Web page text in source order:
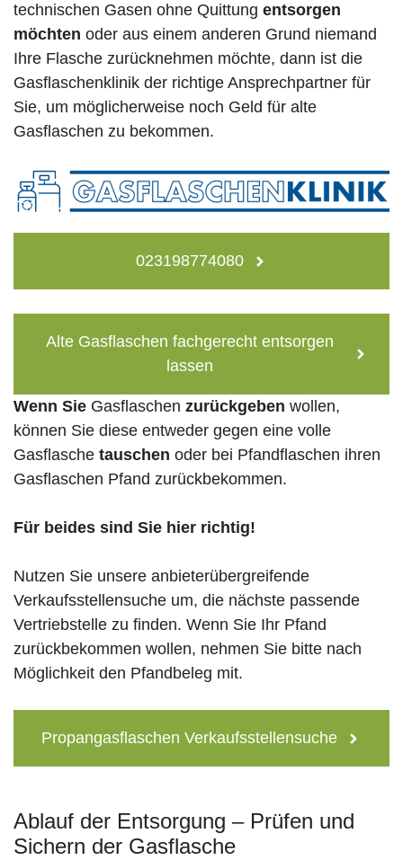
technischen Gasen ohne Quittung entsorgen
möchten oder aus einem anderen Grund niemand
Ihre Flasche zurücknehmen möchte, dann ist die
Gasflaschenklinik der richtige Ansprechpartner für
Sie, um möglicherweise noch Geld für alte
Gasflaschen zu bekommen.
023198774080
Alte Gasflaschen fachgerecht entsorgen
lassen
Wenn Sie Gasflaschen zurückgeben wollen,
können Sie diese entweder gegen eine volle
Gasflasche tauschen oder bei Pfandflaschen ihren
Gasflaschen Pfand zurückbekommen.
Für beides sind Sie hier richtig!
Nutzen Sie unsere anbieterübergreifende
Verkaufsstellensuche um, die nächste passende
Vertriebstelle zu finden. Wenn Sie Ihr Pfand
zurückbekommen wollen, nehmen Sie bitte nach
Möglichkeit den Pfandbeleg mit.
Propangasflaschen Verkaufsstellensuche
Ablauf der Entsorgung – Prüfen und
Sichern der Gasflasche